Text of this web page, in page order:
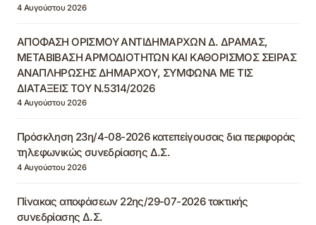
4 Αυγούστου 2026
ΑΠΟΦΑΣΗ ΟΡΙΣΜΟΥ ΑΝΤΙΔΗΜΑΡΧΩΝ Δ. ΔΡΑΜΑΣ,
ΜΕΤΑΒΙΒΑΣΗ ΑΡΜΟΔΙΟΤΗΤΩΝ ΚΑΙ ΚΑΘΟΡΙΣΜΟΣ ΣΕΙΡΑΣ
ΑΝΑΠΛΗΡΩΣΗΣ ΔΗΜΑΡΧΟΥ, ΣΥΜΦΩΝΑ ΜΕ ΤΙΣ
ΔΙΑΤΑΞΕΙΣ ΤΟΥ Ν.5314/2026
4 Αυγούστου 2026
Πρόσκληση 23η/4-08-2026 κατεπείγουσας δια περιφοράς
τηλεφωνικώς συνεδρίασης Δ.Σ.
4 Αυγούστου 2026
Πίνακας αποφάσεων 22ης/29-07-2026 τακτικής
συνεδρίασης Δ.Σ.